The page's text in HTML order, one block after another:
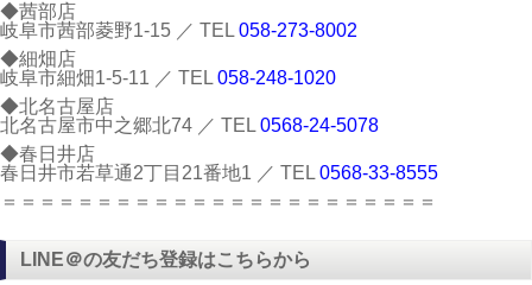
◆茜部店
岐阜市茜部菱野1-15 ／ TEL 058-273-8002
◆細畑店
岐阜市細畑1-5-11 ／ TEL 058-248-1020
◆北名古屋店
北名古屋市中之郷北74 ／ TEL 0568-24-5078
◆春日井店
春日井市若草通2丁目21番地1 ／ TEL 0568-33-8555
＝＝＝＝＝＝＝＝＝＝＝＝＝＝＝＝＝＝＝＝＝＝＝
LINE＠の友だち登録はこちらから